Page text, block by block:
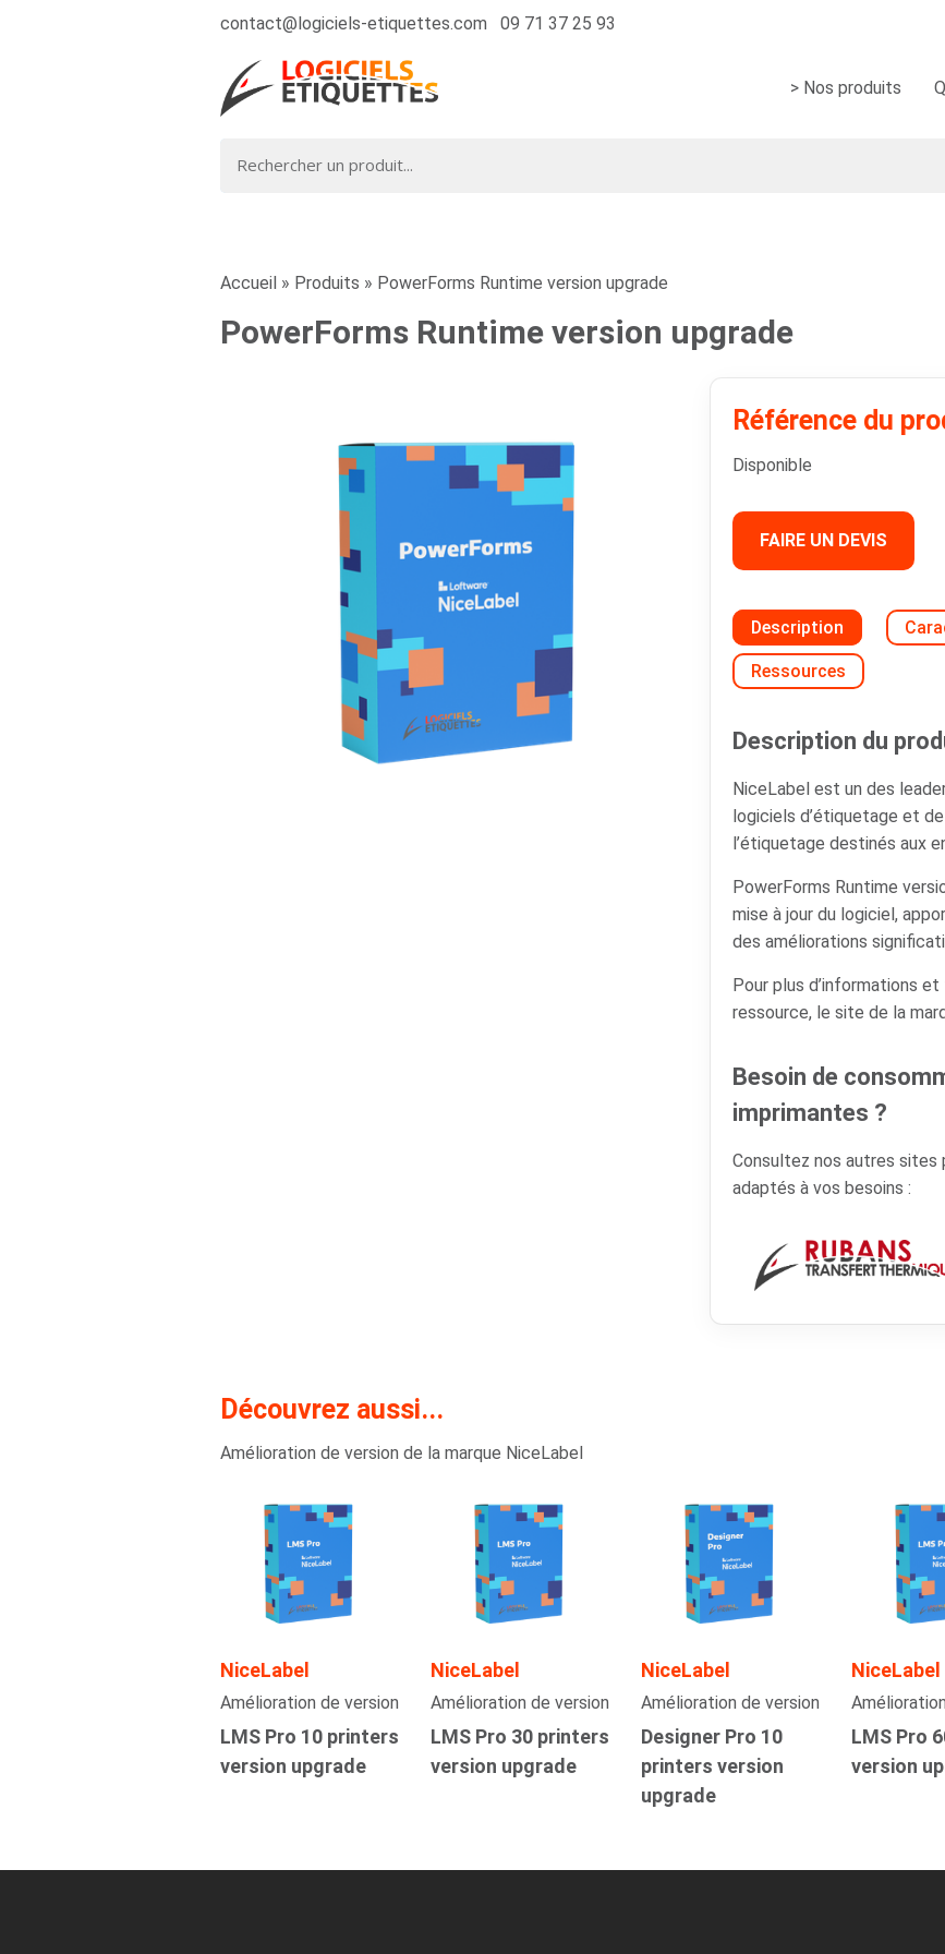
contact@logiciels-etiquettes.com 09 71 37 25 93
> Nos produits
Accueil » Produits » PowerForms Runtime version upgrade
PowerForms Runtime version upgrade
Référence du
Disponible
FAIRE UN DEVIS
Description
Ressources
Description du
NiceLabel est un des
logiciels d’étiquetage et
l’étiquetage destinés aux
PowerForms Runtime
mise à jour du logiciel,
des améliorations
Pour plus d’informations
ressource, le site de la
Besoin de
imprimantes ?
Consultez nos autres sites
adaptés à vos besoins :
Découvrez aussi...
Amélioration de version de la marque NiceLabel
NiceLabel
Amélioration de version
LMS Pro 10 printers
version upgrade
NiceLabel
Amélioration de version
LMS Pro 30 printers
version upgrade
NiceLabel
Amélioration de version
Designer Pro 10
printers version
upgrade
NiceLabel
LMS Pro
version